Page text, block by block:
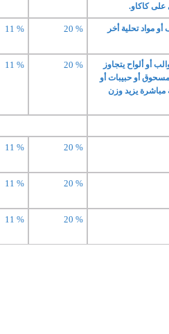
على كاكاو.
مواد تحلية أخر 20 %
11 %
أو ألواح يتجاوز
مسحوق أو حبيبات أو
مباشرة يزيد وزن
20 %
11 %
20 %
11 %
20 %
11 %
20 %
11 %